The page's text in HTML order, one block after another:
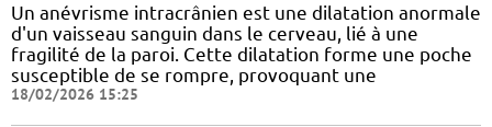
Un anévrisme intracrânien est une dilatation anormale
d'un vaisseau sanguin dans le cerveau, lié à une
fragilité de la paroi. Cette dilatation forme une poche
susceptible de se rompre, provoquant une
18/02/2026 15:25